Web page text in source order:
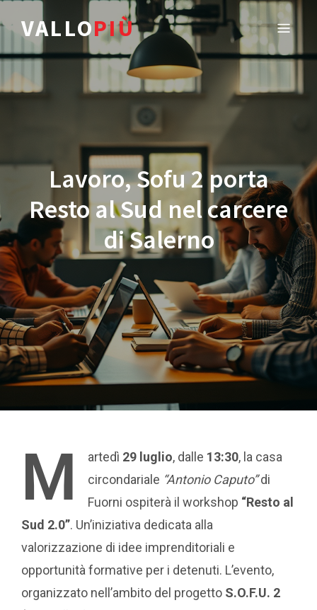
VALLOPIÙ
Lavoro, Sofu 2 porta
Resto al Sud nel carcere
di Salerno
M artedì 29 luglio, dalle 13:30, la casa
circondariale “Antonio Caputo”di
Fuorni ospiterà il workshop “Resto al
Sud 2.0”. Un’iniziativa dedicata alla
valorizzazione di idee imprenditoriali e
opportunità formative per i detenuti. L’evento,
organizzato nell’ambito del progetto S.O.F.U. 2